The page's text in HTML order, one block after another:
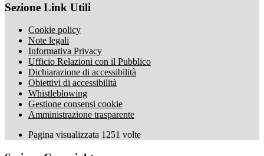
Sezione Link Utili
Cookie policy
Note legali
Informativa Privacy
Ufficio Relazioni con il Pubblico
Dichiarazione di accessibilità
Obiettivi di accessibilità
Whistleblowing
Gestione consensi cookie
Amministrazione trasparente
Pagina visualizzata 1251 volte